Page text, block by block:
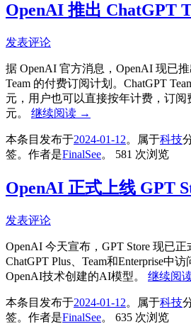
OpenAI 推出 ChatGPT
发表评论
据 OpenAI 官方消息，OpenAI 现已
Team 的付费订阅计划。ChatGPT
元，用户也可以直接按年计费，订阅
元。 继续阅读 →
本条目发布于2024-01-12。属于科技
签。 作者是FinalSee。 581 次浏览
OpenAI 正式上线 GPT
发表评论
OpenAI 今天宣布，GPT Store 现已
ChatGPT Plus、Team和Enterprise中
OpenAI技术创建的AI模型。 继续阅
本条目发布于2024-01-12。属于科技
签。 作者是FinalSee。 635 次浏览